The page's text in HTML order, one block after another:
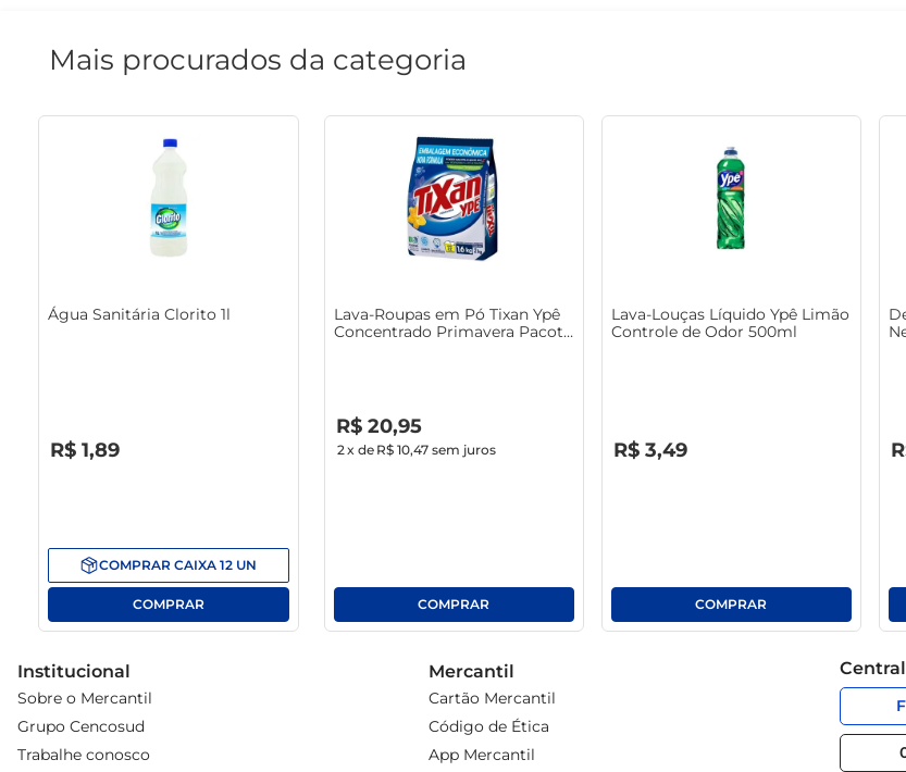
Mais procurados da categoria
Água Sanitária Clorito 1l
R$ 1,89
COMPRAR CAIXA 12 UN
Lava-Roupas em Pó Tixan Ypê
Concentrado Primavera Pacote
R$ 20,95
2x de R$ 10,47sem juros
Lava-Louças Líquido Ypê Limão
Controle de Odor 500ml
R$ 3,49
Institucional
Sobre o Mercantil
Grupo Cencosud
Trabalhe conosco
Mercantil
Cartão Mercantil
Código de Ética
App Mercantil